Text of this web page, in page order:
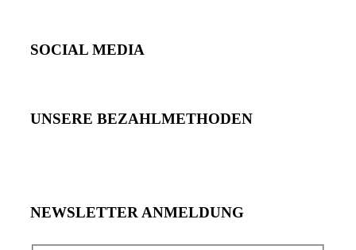
SOCIAL MEDIA
UNSERE BEZAHLMETHODEN
NEWSLETTER ANMELDUNG